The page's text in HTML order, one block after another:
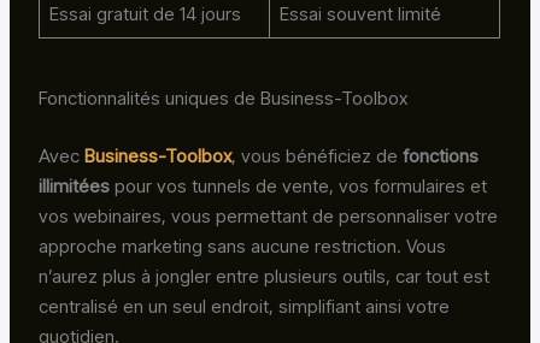
Essai gratuit de 14 jours Essai souvent limité
Fonctionnalités uniques de Business-Toolbox
AvecBusiness-Toolbox, vous bénéficiez defonctions
illimitées pour vos tunnels de vente, vos formulaires et
vos webinaires, vous permettant de personnaliser votre
approche marketing sans aucune restriction. Vous
n’aurez plus à jongler entre plusieurs outils, car tout est
centralisé en un seul endroit, simplifiant ainsi votre
quotidien.